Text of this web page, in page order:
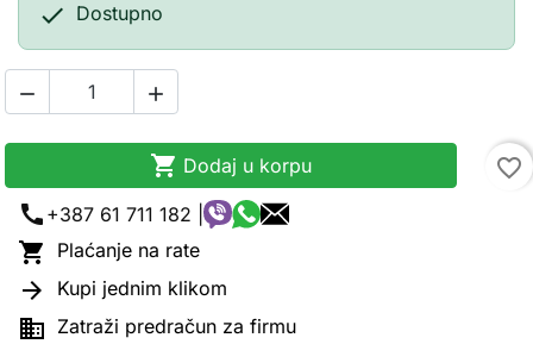
 Dostupno
 
 Dodaj u korpu
favorite_border
call +387 61 711 182 |
 Plaćanje na rate
 Kupi jednim klikom
 Zatraži predračun za firmu